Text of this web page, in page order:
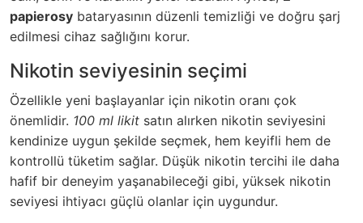
papierosy bataryasının düzenli temizliği ve doğru şarj
edilmesi cihaz sağlığını korur.
Nikotin seviyesinin seçimi
Özellikle yeni başlayanlar için nikotin oranı çok
önemlidir. 100 ml likit satın alırken nikotin seviyesini
kendinize uygun şekilde seçmek, hem keyifli hem de
kontrollü tüketim sağlar. Düşük nikotin tercihi ile daha
hafif bir deneyim yaşanabileceği gibi, yüksek nikotin
seviyesi ihtiyacı güçlü olanlar için uygundur.